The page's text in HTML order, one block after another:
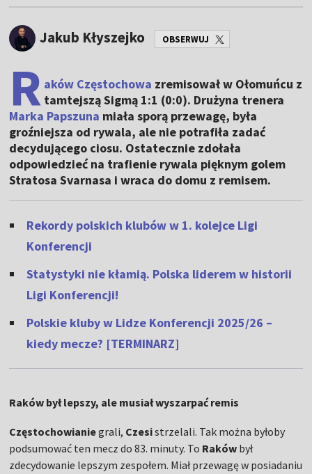
Jakub Kłyszejko OBSERWUJ
R aków Częstochowa zremisował w Ołomuńcu z
tamtejszą Sigmą 1:1 (0:0). Drużyna trenera
Marka Papszuna miała sporą przewagę, była
groźniejsza od rywala, ale nie potrafiła zadać
decydującego ciosu. Ostatecznie zdołała
odpowiedzieć na trafienie rywala pięknym golem
Stratosa Svarnasa i wraca do domu z remisem.
Rekordy polskich klubów w 1. kolejce Ligi
Konferencji
Statystyki nie kłamią. Polska liderem w historii
Ligi Konferencji!
Polskie kluby w Lidze Konferencji 2025/26 –
kiedy mecze? [TERMINARZ]
Raków był lepszy, ale musiał wyszarpać remis
Częstochowianiegrali, Czesistrzelali. Tak można byłoby
podsumować ten mecz do 83. minuty. To Raków był
zdecydowanie lepszym zespołem. Miał przewagę w posiadaniu